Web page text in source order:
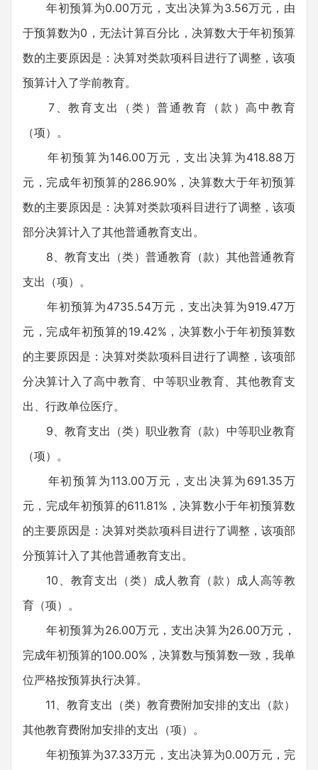
年初预算为0.00万元，支出决算为3.56万元，由
于预算数为0，无法计算百分比，决算数大于年初预算
数的主要原因是：决算对类款项科目进行了调整，该项
预算计入了学前教育。
7、教育支出（类）普通教育（款）高中教育
（项）。
年初预算为146.00万元，支出决算为418.88万
元，完成年初预算的286.90%，决算数大于年初预算
数的主要原因是：决算对类款项科目进行了调整，该项
部分决算计入了其他普通教育支出。
8、教育支出（类）普通教育（款）其他普通教育
支出（项）。
年初预算为4735.54万元，支出决算为919.47万
元，完成年初预算的19.42%，决算数小于年初预算数
的主要原因是：决算对类款项科目进行了调整，该项部
分决算计入了高中教育、中等职业教育、其他教育支
出、行政单位医疗。
9、教育支出（类）职业教育（款）中等职业教育
（项）。
年初预算为113.00万元，支出决算为691.35万
元，完成年初预算的611.81%，决算数小于年初预算数
的主要原因是：决算对类款项科目进行了调整，该项部
分预算计入了其他普通教育支出。
10、教育支出（类）成人教育（款）成人高等教
育（项）。
年初预算为26.00万元，支出决算为26.00万元，
完成年初预算的100.00%，决算数与预算数一致，我单
位严格按预算执行决算。
11、教育支出（类）教育费附加安排的支出（款）
其他教育费附加安排的支出（项）。
年初预算为37.33万元，支出决算为0.00万元，完